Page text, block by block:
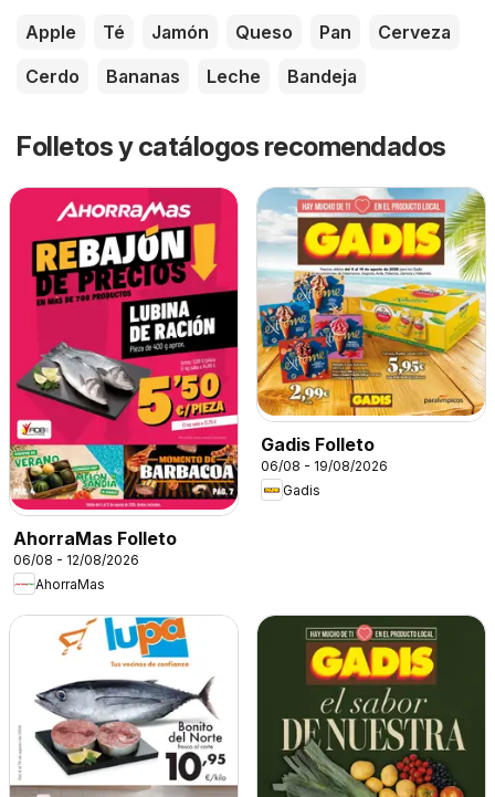
Apple Té Jamón Queso Pan
Cerveza
Cerdo
Bananas Leche Bandeja
Folletos y catálogos recomendados
AhorraMas Folleto
06/08 - 12/08/2026
AhorraMas
Gadis Folleto
06/08 - 19/08/2026
Gadis